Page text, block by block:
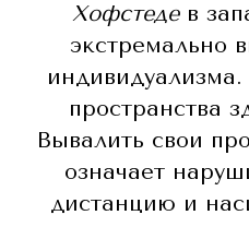
Хофстедев
экстремально
пространства
Вывалить свои
означает
дистанцию и